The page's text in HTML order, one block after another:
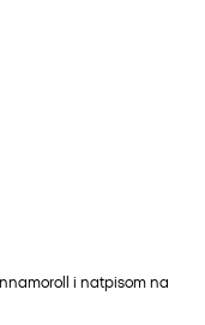
i natpisom na